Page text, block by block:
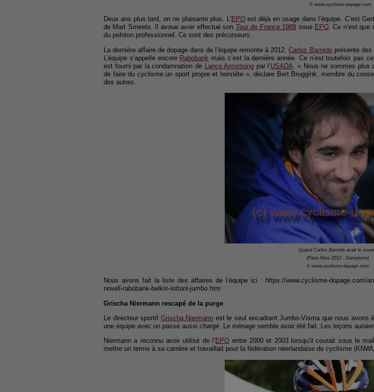
© www.cyclisme-dopage.com
Deux ans plus tard, on ne plaisante plus. L’ EPOest déjà en usage dans l’équipe. C’est
de Mart Smeets. Il avoue avoir effectué son Tour de France 1989 sous EPO. Ce n’est
du peloton professionnel. Ce sont des précurseurs.
La dernière affaire de dopage dans de l’équipe remonte à 2012.Carlos Barredoprésente des
L’équipe s’appelle encore Rabobank mais c’est la dernière année. Ce n’est toutefois pas
est fourni par la condamnation de
Lance Armstrong par l’USADA . « Nous ne sommes
de faire du cyclisme un sport propre et honnête », déclare Bert Bruggink, membre du
des autres.
Quand Carlos Barredo avait le
(Paris-Nice 2012 - Dampierre)
© www.cyclisme-dopage.com
Nous avons fait la liste des affaires de l’équipe ici : https://www.cyclisme-dopage.com/
novell-rabobank-belkin-lottonl-jumbo.htm
Grischa Niermann rescapé de la purge
Le directeur sportif Grischa Niermann est le seul encadrant Jumbo-Visma que nous avons
une équipe avec un passé aussi chargé. Le ménage semble avoir été fait. Les leçons
Niermann a reconnu avoir utilisé de l’ EPO entre 2000 et 2003 lorsqu’il courait sous le
mettre un terme à sa carrière et travaillait pour la fédération néerlandaise de cyclisme